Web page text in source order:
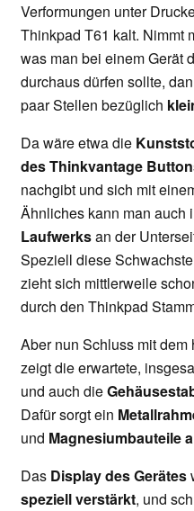
Verformungen unter
Thinkpad T61 kalt. Nimmt
was man bei einem Gerät
durchaus dürfen sollte,
paar Stellen bezüglich
Da wäre etwa die
des Thinkvantage
nachgibt und sich mit
Ähnliches kann man auch
Laufwerksan der
Speziell diese
zieht sich mittlerweile
durch den Thinkpad
Aber nun Schluss mit dem
zeigt die erwartete,
und auch die
Dafür sorgt ein
und Magnesiumbauteile
Das Display des Gerätes
speziell verstärkt, und